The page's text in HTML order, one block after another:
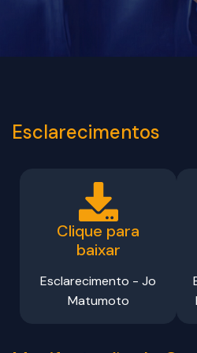
Esclarecimentos
Clique para
baixar
Esclarecimento - Jo
Matumoto